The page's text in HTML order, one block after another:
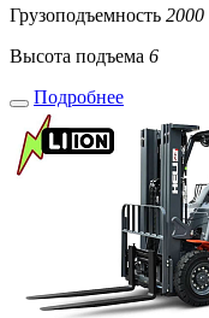
Грузоподъемность 2000
Высота подъема 6
Подробнее